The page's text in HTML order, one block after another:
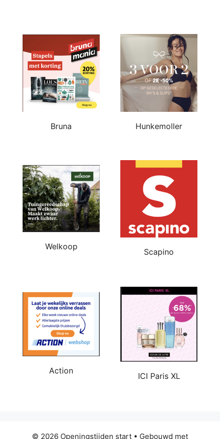
Bruna Hunkemoller
Welkoop
Scapino
Action
ICI Paris XL
© 2026 Openingstijden start • Gebouwd met